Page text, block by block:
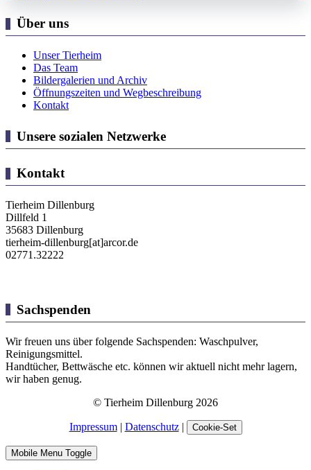
Über uns
Unser Tierheim
Das Team
Bildergalerien und Archiv
Öffnungszeiten und Wegbeschreibung
Kontakt
Unsere sozialen Netzwerke
Kontakt
Tierheim Dillenburg
Dillfeld 1
35683 Dillenburg
tierheim-dillenburg[at]arcor.de
02771.32222
Sachspenden
Wir freuen uns über folgende Sachspenden: Waschpulver,
Reinigungsmittel.
Handtücher, Bettwäsche etc. können wir aktuell nicht mehr lagern,
wir haben genug.
© Tierheim Dillenburg 2026
Impressum| Datenschutz| Cookie-Set
Mobile Menu Toggle